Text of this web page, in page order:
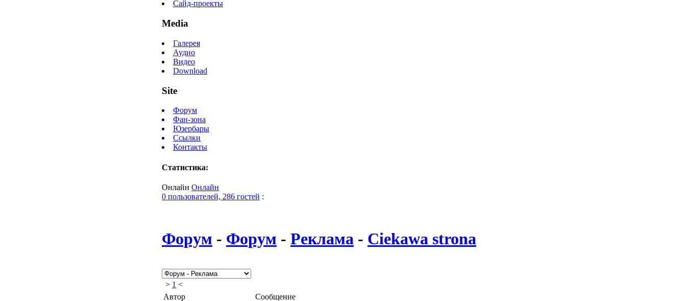
Сайд-проекты
Media
Галерея
Аудио
Видео
Download
Site
Форум
Фан-зона
Юзербары
Ссылки
Контакты
Статистика:
Онлайн Онлайн
0 пользователей, 286 гостей :
Форум - Форум - Реклама - Ciekawa strona
> 1 <
Автор
Сообщение